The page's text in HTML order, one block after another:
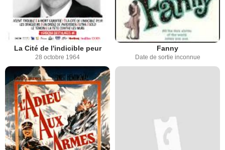
La Cité de l'indicible peur
28 octobre 1964
Fanny
Date de sortie inconnue